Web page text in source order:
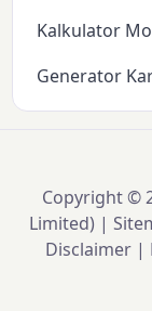
Kalkulator
Generator
Copyright ©
Limited) |
Disclaimer|